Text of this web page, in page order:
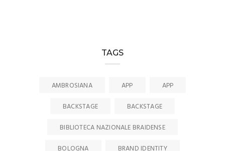
TAGS
AMBROSIANA APP
APP
BACKSTAGE
BACKSTAGE
BIBLIOTECA NAZIONALE BRAIDENSE
BOLOGNA
BRAND IDENTITY